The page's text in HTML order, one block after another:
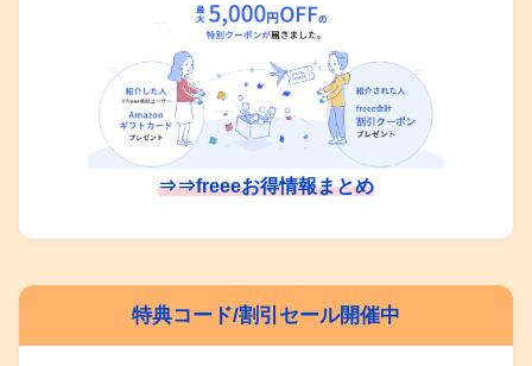
⇒⇒freeeお得情報まとめ
特典コード/割引セール開催中